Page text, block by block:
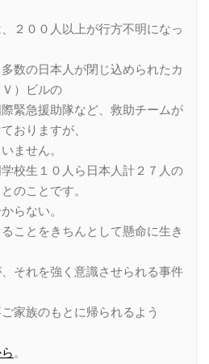
２００人以上が行方不明になっ
数の日本人が閉じ込められたカ
）ビルの
緊急援助隊など、救助チームが
おりますが、
ません。
校生１０人ら日本人計２７人の
のことです。
らない。
ことをきちんとして懸命に生き
それを強く意識させられる事件
家族のもとに帰られるよう
。